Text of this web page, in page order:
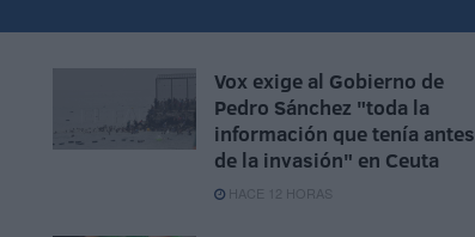
Vox exige al Gobierno de
Pedro Sánchez "toda la
información que tenía antes
de la invasión" en Ceuta
HACE 12 HORAS